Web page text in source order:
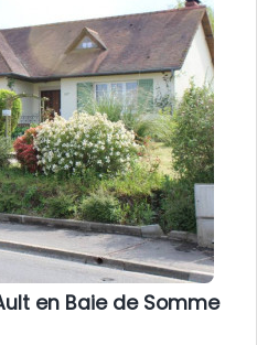
en Baie de Somme